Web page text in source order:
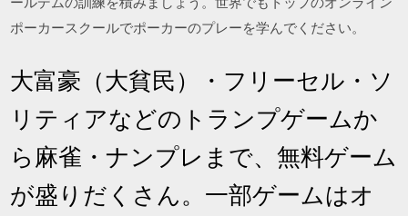
ポーカースクールでポーカーのプレーを学んでください。
大富豪（大貧民）・フリーセル・ソ
リティアなどのトランプゲームか
ら麻雀・ナンプレまで、無料ゲーム
が盛りだくさん。一部ゲームはオ